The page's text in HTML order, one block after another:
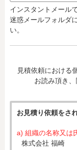
インスタントメール
迷惑メールフォルダ
い。
見積依頼における
お読み頂き、
お見積り依頼をさ
a) 組織の名称又は
株式会社 福崎